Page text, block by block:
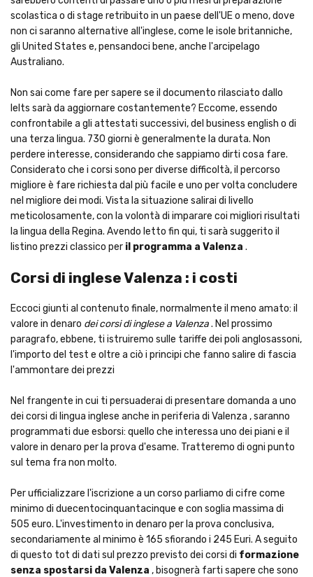
scolastica o di stage retribuito in un paese dell'UE o meno, dove
non ci saranno alternative all'inglese, come le isole britanniche,
gli United States e, pensandoci bene, anche l'arcipelago
Australiano.
Non sai come fare per sapere se il documento rilasciato dallo
Ielts sarà da aggiornare costantemente? Eccome, essendo
confrontabile a gli attestati successivi, del business english o di
una terza lingua. 730 giorni è generalmente la durata. Non
perdere interesse, considerando che sappiamo dirti cosa fare.
Considerato che i corsi sono per diverse difficoltà, il percorso
migliore è fare richiesta dal più facile e uno per volta concludere
nel migliore dei modi. Vista la situazione salirai di livello
meticolosamente, con la volontà di imparare coi migliori risultati
la lingua della Regina. Avendo letto fin qui, ti sarà suggerito il
listino prezzi classico per il programma a Valenza .
Corsi di inglese Valenza : i costi
Eccoci giunti al contenuto finale, normalmente il meno amato: il
valore in denaro dei corsi di inglese a Valenza. Nel prossimo
paragrafo, ebbene, ti istruiremo sulle tariffe dei poli anglosassoni,
l'importo del test e oltre a ciò i principi che fanno salire di fascia
l'ammontare dei prezzi
Nel frangente in cui ti persuaderai di presentare domanda a uno
dei corsi di lingua inglese anche in periferia di Valenza , saranno
programmati due esborsi: quello che interessa uno dei piani e il
valore in denaro per la prova d'esame. Tratteremo di ogni punto
sul tema fra non molto.
Per ufficializzare l'iscrizione a un corso parliamo di cifre come
minimo di duecentocinquantacinque e con soglia massima di
505 euro. L'investimento in denaro per la prova conclusiva,
secondariamente al minimo è 165 sfiorando i 245 Euri. A seguito
di questo tot di dati sul prezzo previsto dei corsi di formazione
senza spostarsi da Valenza , bisognerà farti sapere che sono